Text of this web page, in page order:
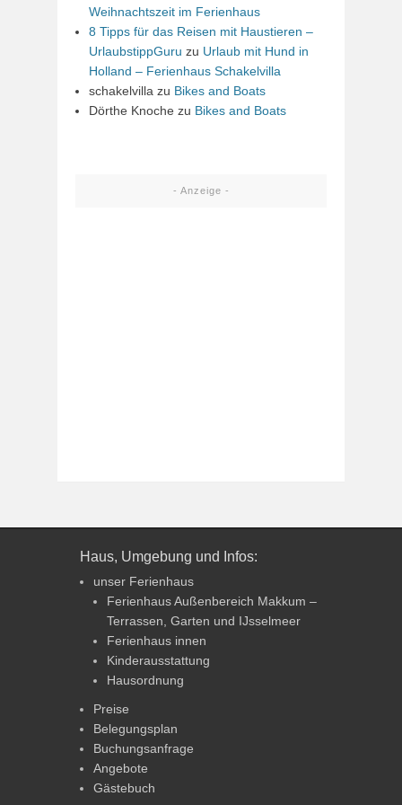
Weihnachtszeit im Ferienhaus
8 Tipps für das Reisen mit Haustieren –
UrlaubstippGuru zu Urlaub mit Hund in
Holland – Ferienhaus Schakelvilla
schakelvilla zu Bikes and Boats
Dörthe Knoche zu Bikes and Boats
- Anzeige -
Haus, Umgebung und Infos:
unser Ferienhaus
Ferienhaus Außenbereich Makkum –
Terrassen, Garten und IJsselmeer
Ferienhaus innen
Kinderausstattung
Hausordnung
Preise
Belegungsplan
Buchungsanfrage
Angebote
Gästebuch